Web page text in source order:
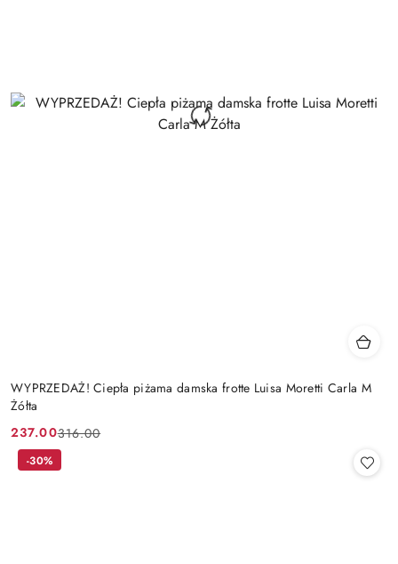
WYPRZEDAŻ! Ciepła piżama damska frotte Luisa Moretti Carla M
Żółta
Cena
promocyjna:
237.00
Cena
przed
316.00
-30%